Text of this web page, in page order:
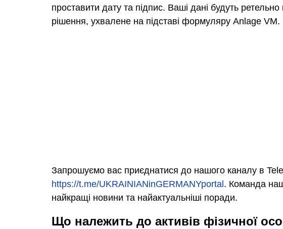
проставити дату та підпис. Ваші дані будуть
рішення, ухвалене на підставі формуляру Anlage VM.
Запрошуємо вас приєднатися до нашого каналу в
https://t.me/UKRAINIANinGERMANYportal . Команда
найкращі новини та найактуальніші поради.
Що належить до активів фізичної